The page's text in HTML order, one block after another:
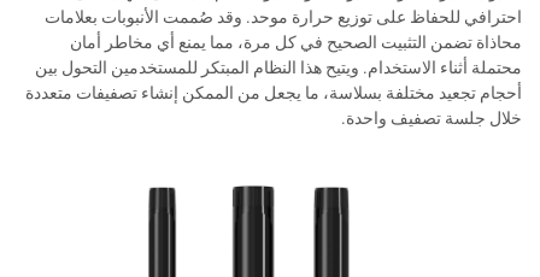
احترافي للحفاظ على توزيع حرارة موحد. وقد صُممت الأنبوبات بعلامات
محاذاة تضمن التثبيت الصحيح في كل مرة، مما يمنع أي مخاطر أمان
محتملة أثناء الاستخدام. ويتيح هذا النظام المبتكر للمستخدمين التحول بين
أحجام تجعيد مختلفة بسلاسة، ما يجعل من الممكن إنشاء تصفيفات متعددة
خلال جلسة تصفيف واحدة.